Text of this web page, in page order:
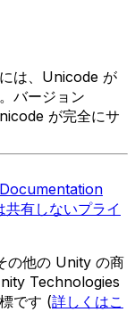
は、Unicode が
バージョン
が完全にサ
Documentation
共有しないプライ
の他の Unity の商
Technologies
です (詳しくはこ